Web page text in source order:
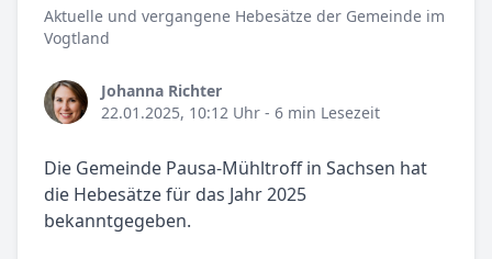
Aktuelle und vergangene Hebesätze der Gemeinde im
Vogtland
Johanna Richter
22.01.2025, 10:12 Uhr - 6 min Lesezeit
Die Gemeinde Pausa-Mühltroff in Sachsen hat
die Hebesätze für das Jahr 2025
bekanntgegeben.